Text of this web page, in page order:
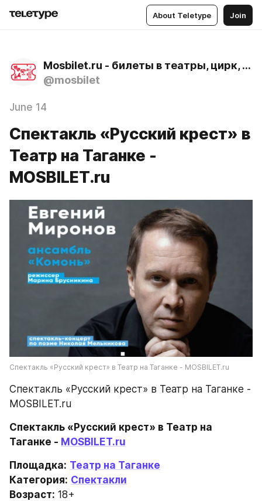
About Teletype Join
Mosbilet.ru - билеты в театры, цирк, музеи и концертные залы Москвы
@mosbilet
June 14
Спектакль «Русский крест» в
Театр на Таганке -
MOSBILET.ru
Спектакль «Русский крест» в Театр на Таганке - MOSBILET.ru
Спектакль «Русский крест» в Театр на Таганке -
MOSBILET.ru
Спектакль «Русский крест» в Театр на
Таганке - MOSBILET.ru
Площадка: Театр на Таганке
Категория: Спектакли
Возраст: 18+